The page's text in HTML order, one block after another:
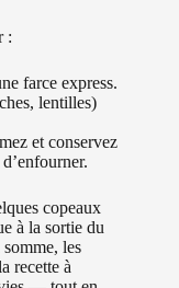
:
farce express.
lentilles)
et conservez
copeaux
à la sortie du
les
recette à